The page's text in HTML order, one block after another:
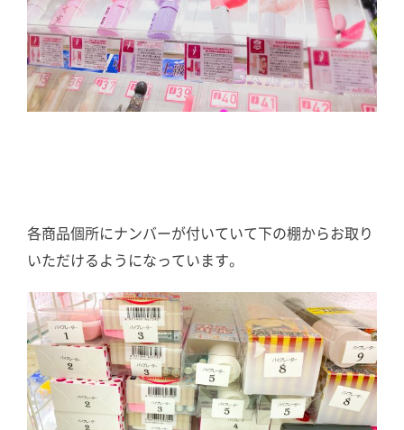
各商品個所にナンバーが付いていて下の棚からお取り
いただけるようになっています。